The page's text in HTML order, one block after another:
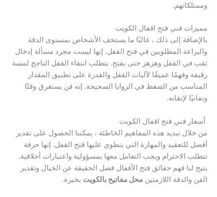
وممتلكاتهم.
مميزات فني فتح اقفال الكويت
بالإضافة إلى ذلك ، غالبًا ما يستخف الأشخاص بمستوى الدقة
والبراعة المطلوبين في فتح القفل. إنها ليست مجرد مسألة إدخال
ثقب في القفل وهزهز حتى يفتح. يتطلب انتقاء القفل الناجح لمسة
رقيقة وفهمًا عميقًا لآليات القفل والقدرة على تطبيق المقدار
المناسب من الضغط في الزوايا الصحيحة. إنه فن يستغرق وقتًا
وتفانيًا لإتقانه.
أسعار فني فتح اقفال الكويت
من خلال تبديد هذه المفاهيم الخاطئة ، يمكننا الحصول على تقدير
أفضل للتعقيد والمهارة التي ينطوي عليها فتح القفل. إنها حرفة
تتطلب الاحترام ويجب التعامل معها بمسؤولية واعتبارات أخلاقية.
يتيح لنا فهم حقائق فتح الأقفال فصل الحقيقة عن الخيال وتقدير
الفن والدقة اللازمتين محل مفاتيح بالكويت بخبرة.